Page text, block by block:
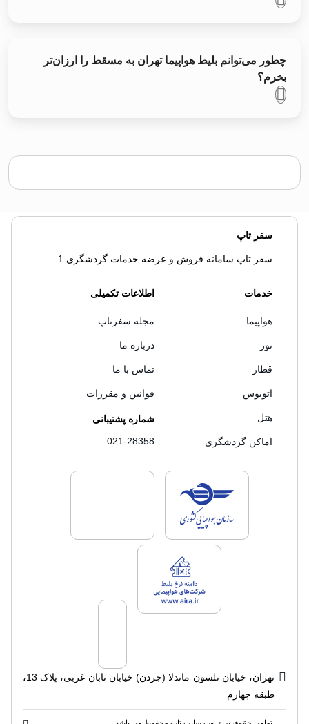
چطور می‌توانم بلیط هواپیما تهران به مسقط را ارزان‌تر
بخرم؟
سفر تاپ
سفر تاپ سامانه فروش و عرضه خدمات گردشگری 1
خدمات
هواپیما
تور
قطار
اتوبوس
هتل
اماکن گردشگری
اطلاعات تکمیلی
مجله سفرتاپ
درباره ما
تماس با ما
قوانین و مقررات
شماره پشتیبانی
021-28358
لایسنس های فروش سفرتاپلایسنس های
لایسنس های فروش سفرتاپ
تهران، خیابان نلسون ماندلا (جردن) خیابان تابان غربی، پلاک 13،
طبقه چهارم